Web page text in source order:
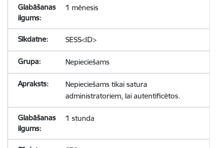
1 mēnesis
SESS<ID>
Nepieciešams
Nepieciešams tikai satura
administratoriem, lai autentificētos.
1 stunda